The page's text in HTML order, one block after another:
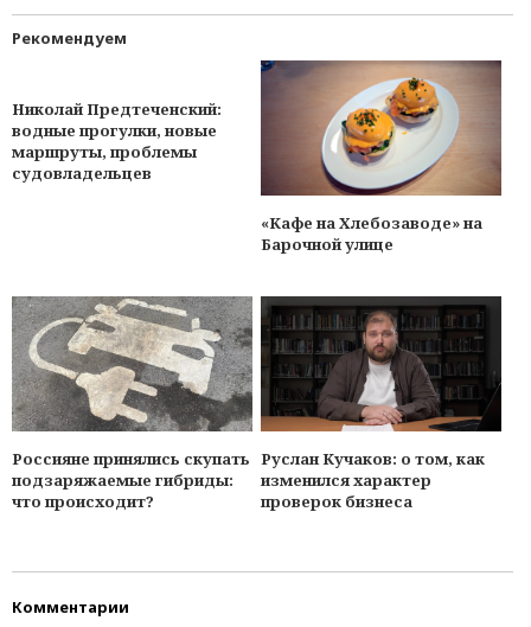
Рекомендуем
Николай Предтеченский:
водные прогулки, новые
маршруты, проблемы
судовладельцев
«Кафе на Хлебозаводе» на
Барочной улице
Россияне принялись скупать
подзаряжаемые гибриды:
что происходит?
Руслан Кучаков: о том, как
изменился характер
проверок бизнеса
Комментарии